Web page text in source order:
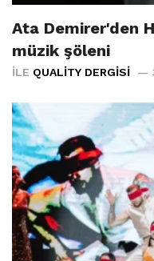
Ata Demirer'den
müzik şöleni
İLE QUALITY DERGISI